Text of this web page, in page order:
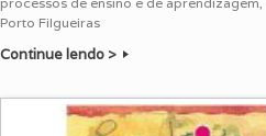
Porto Filgueiras
Continue lendo >